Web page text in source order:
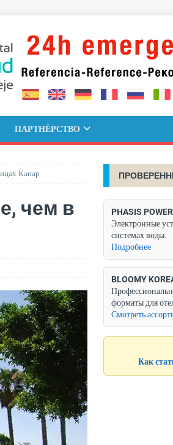
ПАРТНЁРСТВО
Канар
чем в
PHASIS POWER
Электронные
системах воды.
Подробнее
BLOOMY
форматы для
Смотреть
Как